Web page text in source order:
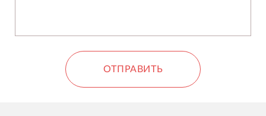
ОТПРАВИТЬ